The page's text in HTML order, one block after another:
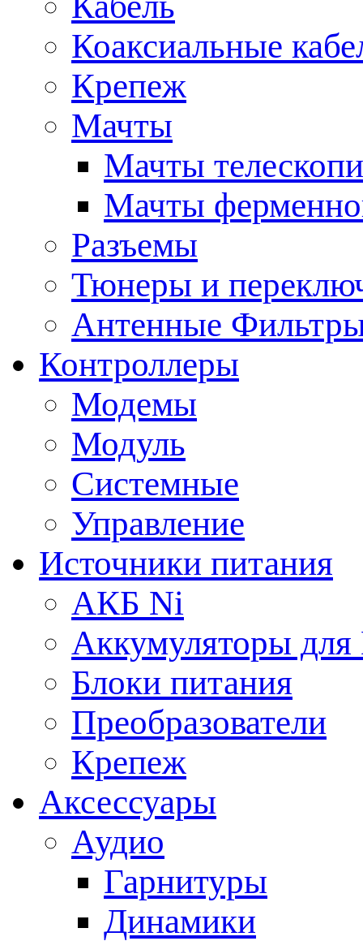
Коаксиальные
Крепеж
Мачты
Мачты
Мачты
Разъемы
Тюнеры и
Антенные
Контроллеры
Модемы
Модуль
Системные
Управление
Источники питания
АКБ Ni
Аккумуляторы
Блоки питания
Преобразователи
Крепеж
Аксессуары
Аудио
Гарнитуры
Динамики